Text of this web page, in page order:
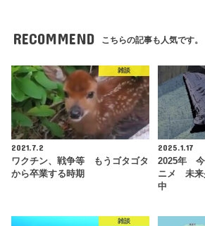
RECOMMEND こちらの記事も人気です。
雑談
2021.7.2
ワクチン、戦争等 もうゴタゴタ
から卒業する時期
2025.1.17
2025年 今
ニメ 未来
中
雑談